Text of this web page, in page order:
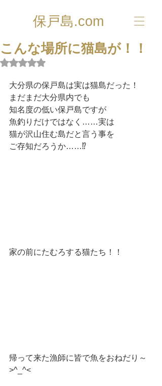
保戸島.com
こんな場所に猫島が！！
5つ星のうちNaNと評価されています。
大分県の保戸島は実は猫島だった！
まだまだ大分県内でも
知名度の低い保戸島ですが
魚釣りだけではなく……実は
猫が沢山住む島だと言う事を
ご存知だろうか……⁉
家の前にたむろする猫たち！！
帰って来た漁師に皆で魚をおねだり～
>^_^<